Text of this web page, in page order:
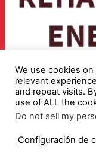
We use cookies
relevant
and repeat visits.
use of ALL the
Do not sell my
Configuración de